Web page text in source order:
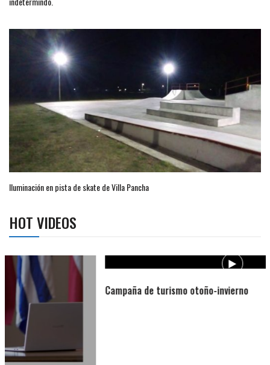
Iluminación en pista de skate de Villa Pancha
HOT VIDEOS
Campaña de turismo otoño-invierno